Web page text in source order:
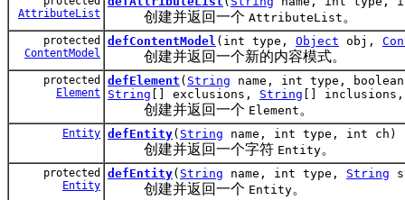
AttributeList
创建并返回一个 AttributeList 。
protected
ContentModel
defContentModel (int type, Object obj,
创建并返回一个新的内容模式。
protected
Element
defElement ( String name, int type,
String [] exclusions, String []
创建并返回一个 Element 。
Entity defEntity( String name, int type, int ch)
创建并返回一个字符 Entity。
protected
Entity
defEntity( String name, int type, String
创建并返回一个 Entity。